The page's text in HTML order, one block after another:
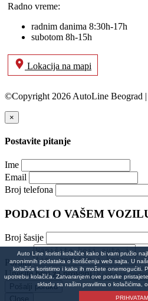
Radno vreme:
radnim danima 8:30h-17h
subotom 8h-15h
Lokacija na mapi
©Copyright 2026 AutoLine Beograd
×
Postavite pitanje
Ime
Email
Broj telefona
PODACI O VAŠEM
Broj šasije
Poruka
Unesite broj za proveru
Close
Auto Line koristi kolačiće kako bi vam pružio
anonimnih podataka o korišćenju web sajta. U
kolačiće koristimo i kako ih možete onemogućiti.
upotrebu kolačića. Zatvaranjem ove poruke
skladu sa našim pravilima o kolačićima,
PRIHVATAM